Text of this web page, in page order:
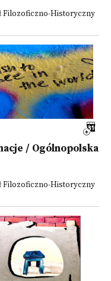
Filozoficzno-Historyczny
/ Ogólnopolska
Filozoficzno-Historyczny